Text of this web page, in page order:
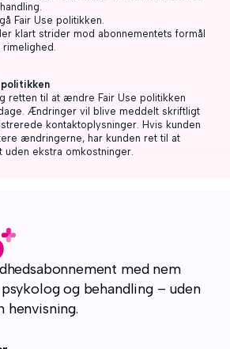
Fair Use politikken.
klart strider mod abonnementets formål
retten til at ændre Fair Use politikken
Ændringer vil blive meddelt skriftligt
kontaktoplysninger. Hvis kunden
ændringerne, har kunden ret til at
uden ekstra omkostninger.
med nem
og behandling – uden
henvisning.